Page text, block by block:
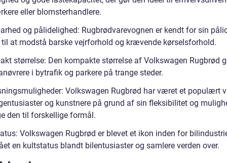
eller blomsterhandlere.
og pålidelighed: Rugbrødvarevognen er kendt for sin
til at modstå barske vejrforhold og krævende kørselsforhold.
størrelse: Den kompakte størrelse af Volkswagen Rugbrød
i bytrafik og parkere på trange steder.
Volkswagen Rugbrød har været et populært
og kunstnere på grund af sin fleksibilitet og
den til forskellige formål.
Volkswagen Rugbrød er blevet et ikon inden for
en kultstatus blandt bilentusiaster og samlere verden over.